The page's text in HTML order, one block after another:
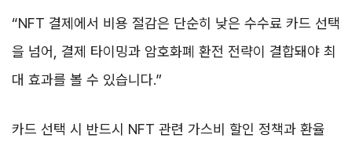
“NFT 결제에서 비용 절감은 단순히 낮은 수수료 카드 선택
을 넘어, 결제 타이밍과 암호화폐 환전 전략이 결합돼야 최
대 효과를 볼 수 있습니다.”
카드 선택 시 반드시 NFT 관련 가스비 할인 정책과 환율